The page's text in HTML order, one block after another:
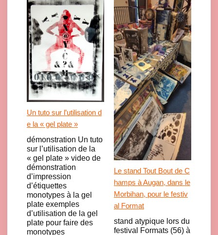
Un tuto sur l’utilisation d
e la « gel plate »
démonstration Un tuto
sur l’utilisation de la
« gel plate » video de
démonstration
d’impression
d’étiquettes
monotypes à la gel
plate exemples
d’utilisation de la gel
plate pour faire des
monotypes
Le stand Tout Bout de C
hamps à Augan, dans le
Morbihan, pour le festiv
al Format
stand atypique lors du
festival Formats (56) à